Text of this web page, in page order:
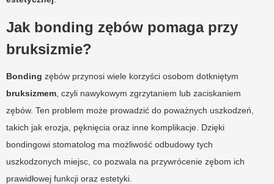
Jak bonding zębów pomaga przy
bruksizmie?
Bonding zębów przynosi wiele korzyści osobom dotkniętym
bruksizmem , czyli nawykowym zgrzytaniem lub zaciskaniem
zębów. Ten problem może prowadzić do poważnych uszkodzeń,
takich jak erozja, pęknięcia oraz inne komplikacje. Dzięki
bondingowi stomatolog ma możliwość odbudowy tych
uszkodzonych miejsc, co pozwala na przywrócenie zębom ich
prawidłowej funkcji oraz estetyki.